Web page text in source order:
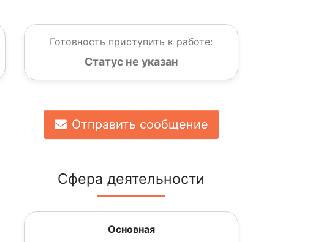
Готовность приступить к работе:
Статус не указан
Отправить сообщение
Сфера деятельности
Основная